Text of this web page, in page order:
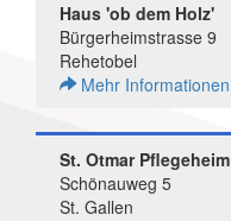
Haus 'ob dem Holz'
Bürgerheimstrasse 9
Rehetobel
Mehr Informationen
St. Otmar Pflegeheim
Schönauweg 5
St. Gallen